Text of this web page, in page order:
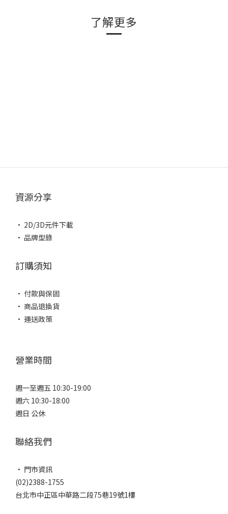
了解更多
資源分享
• 2D/3D元件下載
• 品牌型錄
訂購須知
• 付款與保固
• 商品退換貨
• 運送政策
營業時間
週一至週五 10:30-19:00
週六 10:30-18:00
週日 公休
聯絡我們
• 門市資訊
(02)2388-1755
台北市中正區中華路二段75巷19號1樓